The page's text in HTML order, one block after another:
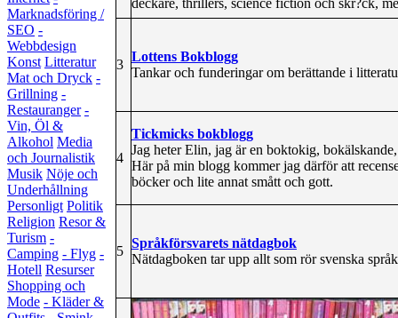
Marknadsföring /
SEO -
Webbdesign
Konst Litteratur
Mat och Dryck -
Grillning -
Restauranger -
Vin, Öl &
Alkohol Media
och Journalistik
Musik Nöje och
Underhållning
Personligt Politik
Religion Resor &
Turism -
Camping - Flyg -
Hotell Resurser
Shopping och
Mode - Kläder &
3
Lottens Bokblogg
Tankar och funderingar om berättande i
4
Tickmicks bokblogg
Jag heter Elin, jag är en boktokig,
Här på min blogg kommer jag därför att
böcker och lite annat smått och gott.
5
Språkförsvarets nätdagbok
Nätdagboken tar upp allt som rör svenska